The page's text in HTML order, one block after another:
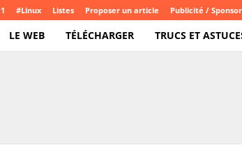
#Linux Listes Proposer un article Publicité /
LE WEB TÉLÉCHARGER TRUCS ET